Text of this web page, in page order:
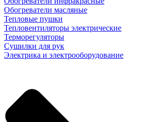
Обогреватели масляные
Тепловые пушки
Тепловентиляторы электрические
Терморегуляторы
Сушилки для рук
Электрика и электрооборудование